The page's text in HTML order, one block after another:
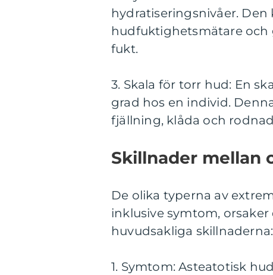
hydratiseringsnivåer. Den
hudfuktighetsmätare och
fukt.
3. Skala för torr hud: En
grad hos en individ.
fjällning, klåda och
Skillnader mellan
De olika typerna av
inklusive symtom,
huvudsakliga skillnaderna:
1. Symtom: Asteatotisk